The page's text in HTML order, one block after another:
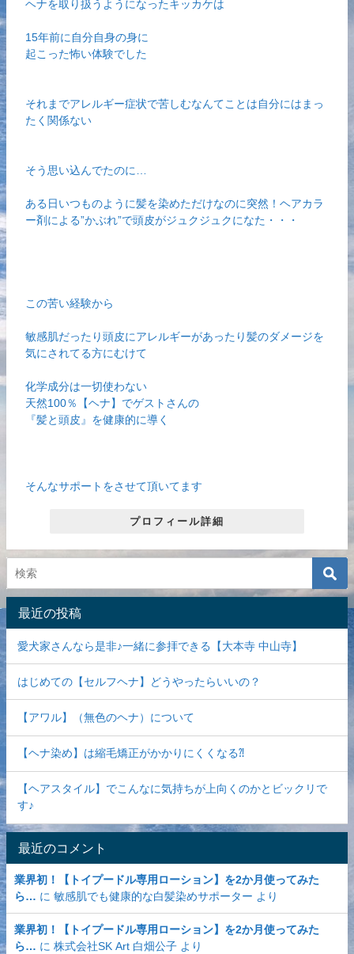
ヘナを取り扱うようになったキッカケは
15年前に自分自身の身に
起こった怖い体験でした
それまでアレルギー症状で苦しむなんてことは自分にはまっ
たく関係ない
そう思い込んでたのに…
ある日いつものように髪を染めただけなのに突然！ヘアカラ
ー剤による”かぶれ”で頭皮がジュクジュクになた・・・
この苦い経験から
敏感肌だったり頭皮にアレルギーがあったり髪のダメージを
気にされてる方にむけて
化学成分は一切使わない
天然100％【ヘナ】でゲストさんの
『髪と頭皮』を健康的に導く
そんなサポートをさせて頂いてます
プロフィール詳細
最近の投稿
愛犬家さんなら是非♪一緒に参拝できる【大本寺 中山寺】
はじめての【セルフヘナ】どうやったらいいの？
【アワル】（無色のヘナ）について
【ヘナ染め】は縮毛矯正がかかりにくくなる⁈
【ヘアスタイル】でこんなに気持ちが上向くのかとビックリで
す♪
最近のコメント
業界初！【トイプードル専用ローション】を2か月使ってみた
ら…
に 敏感肌でも健康的な白髪染めサポーター より
業界初！【トイプードル専用ローション】を2か月使ってみた
ら…
に 株式会社SK Art 白畑公子 より